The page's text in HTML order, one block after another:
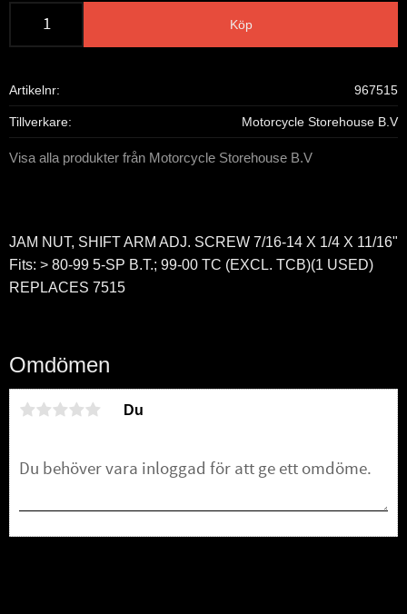
Köp
Artikelnr 967515
Tillverkare Motorcycle Storehouse B.V
Visa alla produkter från Motorcycle Storehouse B.V
JAM NUT, SHIFT ARM ADJ. SCREW 7/16-14 X 1/4 X 11/16"
Fits: > 80-99 5-SP B.T.; 99-00 TC (EXCL. TCB)(1 USED)
REPLACES 7515
Omdömen
Du